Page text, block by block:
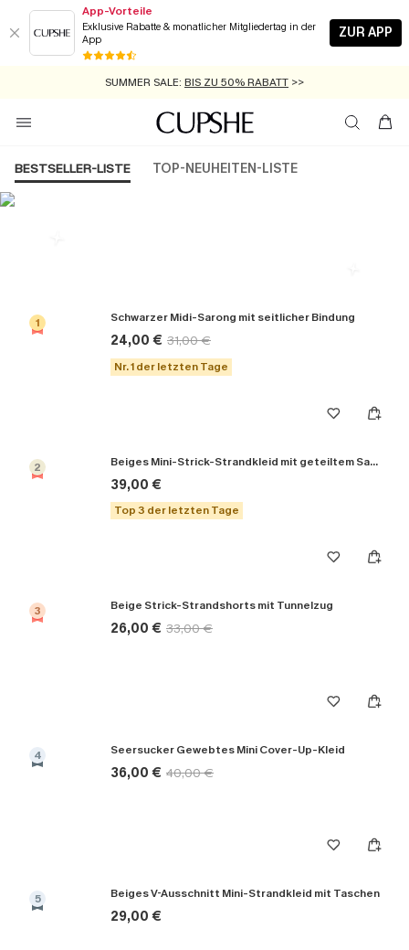
App-Vorteile
Exklusive Rabatte & monatlicher Mitgliedertag in der
App
ZUR APP
GRATIS MASSBAND MIT JEDEM SCHNELLVERSAND-ARTIKEL >>
SUMMER SALE: BIS ZU 50% RABATT >>
ZUM NEWSLETTER:BIS ZU -20% EXTRA ERHALTEN
KOSTENLOSER VERSAND AB 89 €
BESTSELLER-LISTE TOP-NEUHEITEN-LISTE
1 Schwarzer Midi-Sarong mit seitlicher Bindung
24,00 € 31,00 €
Nr. 1 der letzten Tage
2 Beiges Mini-Strick-Strandkleid mit geteiltem Saum
39,00 €
Top 3 der letzten Tage
3 Beige Strick-Strandshorts mit Tunnelzug
26,00 € 33,00 €
4 Seersucker Gewebtes Mini Cover-Up-Kleid
36,00 € 40,00 €
5 Beiges V-Ausschnitt Mini-Strandkleid mit Taschen
29,00 €